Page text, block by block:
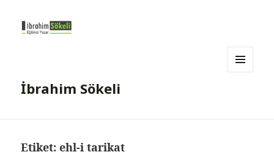
İbrahim Sökeli
Etiket:ehl-i tarikat